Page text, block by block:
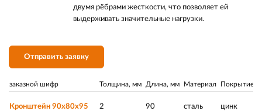
двумя рёбрами жесткости, что позволяет ей
выдерживать значительные нагрузки.
Отправить заявку
заказной шифр Толщина, мм Длина, мм Материал Покрытие
Кронштейн 90х80х95 2 90 сталь цинк